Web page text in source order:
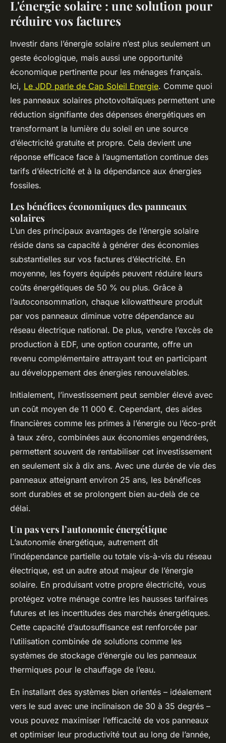
L'énergie solaire : une solution pour
réduire vos factures
Investir dans l’énergie solaire n’est plus seulement un
geste écologique, mais aussi une opportunité
économique pertinente pour les ménages français.
Ici, Le JDD parle de Cap Soleil Energie. Comme quoi
les panneaux solaires photovoltaïques permettent une
réduction signifiante des dépenses énergétiques en
transformant la lumière du soleil en une source
d’électricité gratuite et propre. Cela devient une
réponse efficace face à l’augmentation continue des
tarifs d’électricité et à la dépendance aux énergies
fossiles.
Les bénéfices économiques des panneaux
solaires
L’un des principaux avantages de l’énergie solaire
réside dans sa capacité à générer des économies
substantielles sur vos factures d’électricité. En
moyenne, les foyers équipés peuvent réduire leurs
coûts énergétiques de 50 % ou plus. Grâce à
l’autoconsommation, chaque kilowattheure produit
par vos panneaux diminue votre dépendance au
réseau électrique national. De plus, vendre l’excès de
production à EDF, une option courante, offre un
revenu complémentaire attrayant tout en participant
au développement des énergies renouvelables.
Initialement, l’investissement peut sembler élevé avec
un coût moyen de 11 000 €. Cependant, des aides
financières comme les primes à l’énergie ou l’éco-prêt
à taux zéro, combinées aux économies engendrées,
permettent souvent de rentabiliser cet investissement
en seulement six à dix ans. Avec une durée de vie des
panneaux atteignant environ 25 ans, les bénéfices
sont durables et se prolongent bien au-delà de ce
délai.
Un pas vers l’autonomie énergétique
L’autonomie énergétique, autrement dit
l’indépendance partielle ou totale vis-à-vis du réseau
électrique, est un autre atout majeur de l’énergie
solaire. En produisant votre propre électricité, vous
protégez votre ménage contre les hausses tarifaires
futures et les incertitudes des marchés énergétiques.
Cette capacité d’autosuffisance est renforcée par
l’utilisation combinée de solutions comme les
systèmes de stockage d’énergie ou les panneaux
thermiques pour le chauffage de l’eau.
En installant des systèmes bien orientés – idéalement
vers le sud avec une inclinaison de 30 à 35 degrés –
vous pouvez maximiser l’efficacité de vos panneaux
et optimiser leur productivité tout au long de l’année,